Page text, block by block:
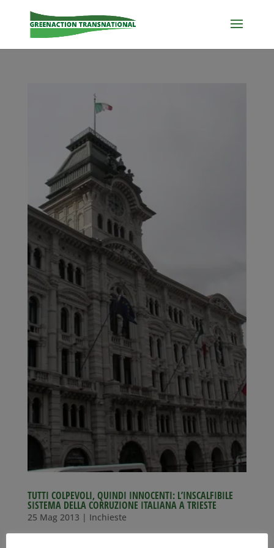
TUTTI COLPEVOLI, QUINDI INNOCENTI: L’INSCALFIBILE
SISTEMA DELLA CORRUZIONE ITALIANA A TRIESTE
25 Mag 2013 | Inchieste